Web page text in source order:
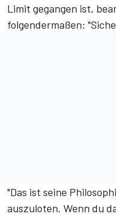
Limit gegangen ist,
folgendermaßen:
"Das ist seine
auszuloten. Wenn du